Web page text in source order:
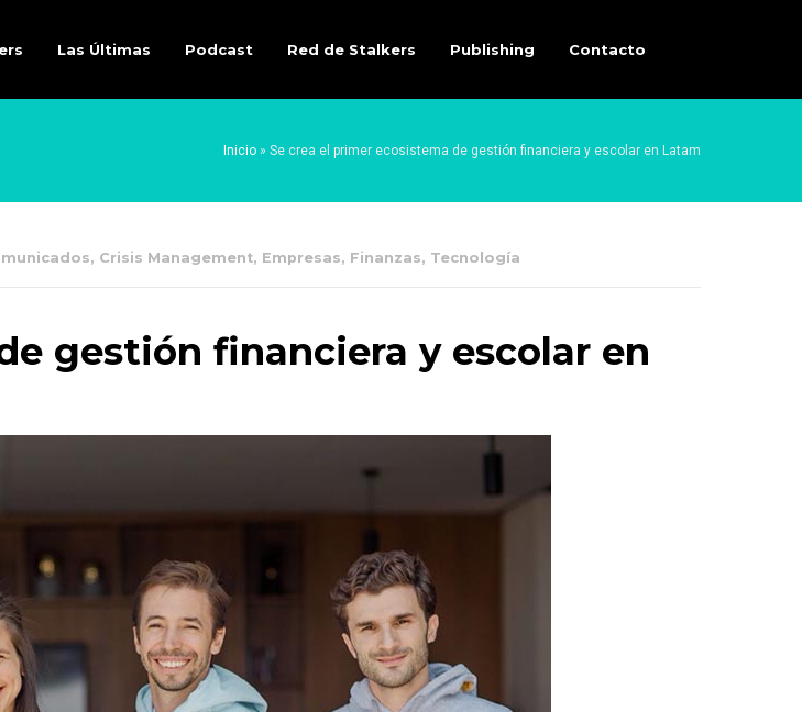
Las Últimas Podcast Red de Stalkers Publishing Contacto
Inicio » Se crea el primer ecosistema de gestión financiera y escolar en Latam
, Crisis Management, Empresas, Finanzas, Tecnología
gestión financiera y escolar en